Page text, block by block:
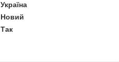
Україна
Новий
Так